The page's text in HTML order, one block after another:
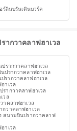
ร์ลินบรันเดินบวร์ค
ากวาคลาฟฮาเวล
รากวาคลาฟฮาเวล
ปรากวาคลาฟฮาเวล
รากวาคลาฟฮาเวล
าเวล
ากวาคลาฟฮาเวล
วล
าคลาฟฮาเวล
วาคลาฟฮาเวล
สนามบินปรากวาคลาฟ
าเวล